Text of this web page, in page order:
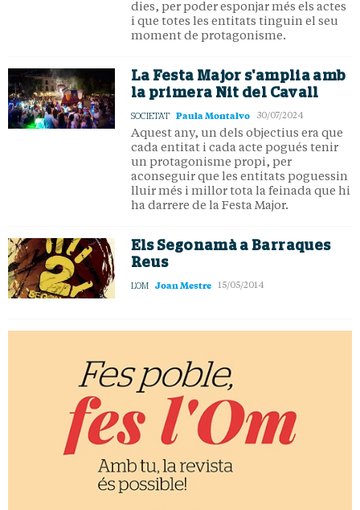
dies, per poder esponjar més els actes
i que totes les entitats tinguin el seu
moment de protagonisme.
La Festa Major s'amplia amb
la primera Nit del Cavall
SOCIETAT Paula Montalvo 30/07/2024
Aquest any, un dels objectius era que
cada entitat i cada acte pogués tenir
un protagonisme propi, per
aconseguir que les entitats poguessin
lluir més i millor tota la feinada que hi
ha darrere de la Festa Major.
Els Segonamà a Barraques
Reus
L'OM Joan Mestre 15/05/2014